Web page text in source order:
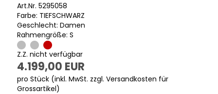
Art.Nr. 5295058
Farbe: TIEFSCHWARZ
Geschlecht: Damen
Rahmengröße: S
Z.Z. nicht verfügbar
4.199,00 EUR
pro Stück (inkl. MwSt. zzgl. Versandkosten für
Grossartikel)